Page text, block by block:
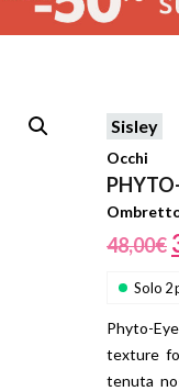
Sisley
Occhi
48,00€
Solo 2
Phyto-
texture
tenuta